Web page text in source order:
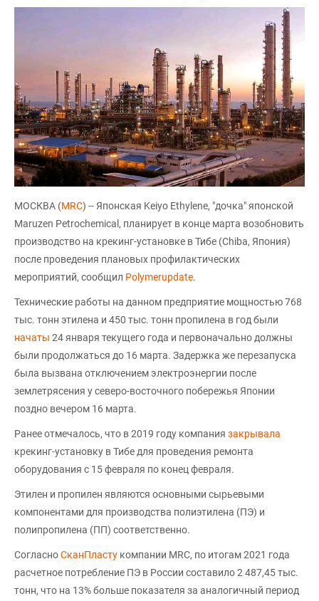
МОСКВА (MRC) -- Японская Keiyo Ethylene, "дочка" японской
Maruzen Petrochemical, планирует в конце марта возобновить
производство на крекинг-установке в Тибе (Chiba, Япония)
после проведения плановых профилактических
мероприятий, сообщил Polymerupdate.
Технические работы на данном предприятие мощностью 768
тыс. тонн этилена и 450 тыс. тонн пропилена в год были
начаты 24 января текущего года и первоначально должны
были продолжаться до 16 марта. Задержка же перезапуска
была вызвана отключением электроэнергии после
землетрясения у северо-восточного побережья Японии
поздно вечером 16 марта.
Ранее отмечалось, что в 2019 году компания закрывала
крекинг-установку в Тибе для проведения ремонта
оборудования с 15 февраля по конец февраля.
Этилен и пропилен являются основными сырьевыми
компонентами для производства полиэтилена (ПЭ) и
полипропилена (ПП) соответственно.
СогласноСканПласту компании MRC, по итогам 2021 года
расчетное потребление ПЭ в России составило 2 487,45 тыс.
тонн, что на 13% больше показателя за аналогичный период